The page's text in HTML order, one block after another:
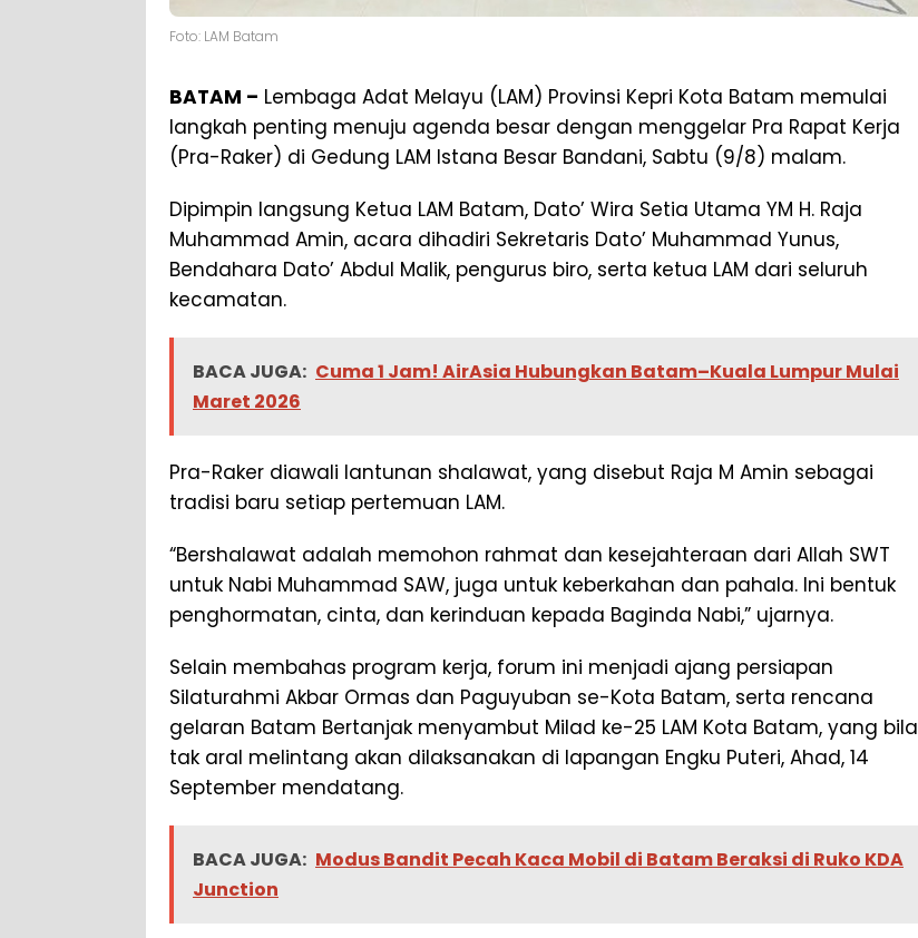
Foto: LAM Batam
BATAM – Lembaga Adat Melayu (LAM) Provinsi Kepri Kota Batam memulai
langkah penting menuju agenda besar dengan menggelar Pra Rapat Kerja
(Pra-Raker) di Gedung LAM Istana Besar Bandani, Sabtu (9/8) malam.
Dipimpin langsung Ketua LAM Batam, Dato’ Wira Setia Utama YM H. Raja
Muhammad Amin, acara dihadiri Sekretaris Dato’ Muhammad Yunus,
Bendahara Dato’ Abdul Malik, pengurus biro, serta ketua LAM dari seluruh
kecamatan.
BACA JUGA: Cuma 1 Jam! AirAsia Hubungkan Batam–Kuala Lumpur Mulai
Maret 2026
Pra-Raker diawali lantunan shalawat, yang disebut Raja M Amin sebagai
tradisi baru setiap pertemuan LAM.
“Bershalawat adalah memohon rahmat dan kesejahteraan dari Allah SWT
untuk Nabi Muhammad SAW, juga untuk keberkahan dan pahala. Ini bentuk
penghormatan, cinta, dan kerinduan kepada Baginda Nabi,” ujarnya.
Selain membahas program kerja, forum ini menjadi ajang persiapan
Silaturahmi Akbar Ormas dan Paguyuban se-Kota Batam, serta rencana
gelaran Batam Bertanjak menyambut Milad ke-25 LAM Kota Batam, yang bila
tak aral melintang akan dilaksanakan di lapangan Engku Puteri, Ahad, 14
September mendatang.
BACA JUGA: Modus Bandit Pecah Kaca Mobil di Batam Beraksi di Ruko KDA
Junction